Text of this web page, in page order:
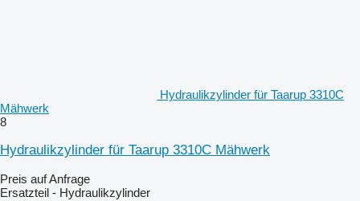
Hydraulikzylinder für Taarup 3310C
Mähwerk
8
Hydraulikzylinder für Taarup 3310C Mähwerk
Preis auf Anfrage
Ersatzteil - Hydraulikzylinder